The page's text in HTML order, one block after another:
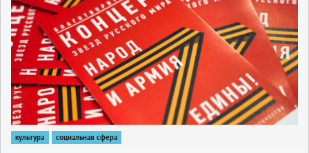
культура социальная сфера